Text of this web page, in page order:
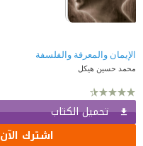
الإيمان والمعرفة والفلسفة
محمد حسين هيكل
تحميل الكتاب
اشترك الآن